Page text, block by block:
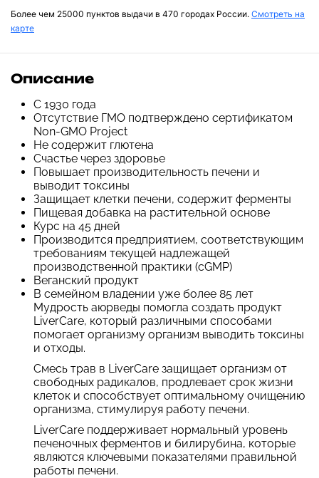
Более чем 25000 пунктов выдачи в 470 городах России. Смотреть на
карте
Описание
С 1930 года
Отсутствие ГМО подтверждено сертификатом
Non-GMO Project
Не содержит глютена
Счастье через здоровье
Повышает производительность печени и
выводит токсины
Защищает клетки печени, содержит ферменты
Пищевая добавка на растительной основе
Курс на 45 дней
Производится предприятием, соответствующим
требованиям текущей надлежащей
производственной практики (cGMP)
Веганский продукт
В семейном владении уже более 85 лет
Мудрость аюрведы помогла создать продукт
LiverCare, который различными способами
помогает организму организм выводить токсины
и отходы.
Смесь трав в LiverCare защищает организм от
свободных радикалов, продлевает срок жизни
клеток и способствует оптимальному очищению
организма, стимулируя работу печени.
LiverCare поддерживает нормальный уровень
печеночных ферментов и билирубина, которые
являются ключевыми показателями правильной
работы печени.